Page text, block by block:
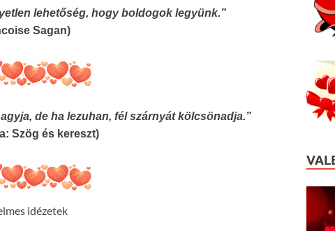
lehetőség, hogy boldogok legyünk.”
Sagan)
de ha lezuhan, fél szárnyát kölcsönadja.”
Szög és kereszt)
idézetek